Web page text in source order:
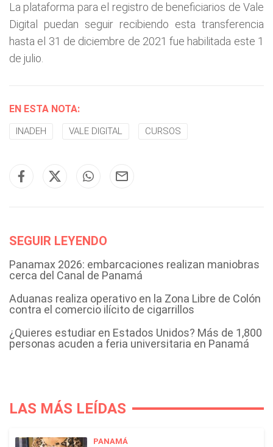
La plataforma para el registro de beneficiarios de Vale
Digital puedan seguir recibiendo esta transferencia
hasta el 31 de diciembre de 2021 fue habilitada este 1
de julio.
EN ESTA NOTA:
INADEH VALE DIGITAL CURSOS
SEGUIR LEYENDO
Panamax 2026: embarcaciones realizan maniobras
cerca del Canal de Panamá
Aduanas realiza operativo en la Zona Libre de Colón
contra el comercio ilícito de cigarrillos
¿Quieres estudiar en Estados Unidos? Más de 1,800
personas acuden a feria universitaria en Panamá
LAS MÁS LEÍDAS
PANAMÁ